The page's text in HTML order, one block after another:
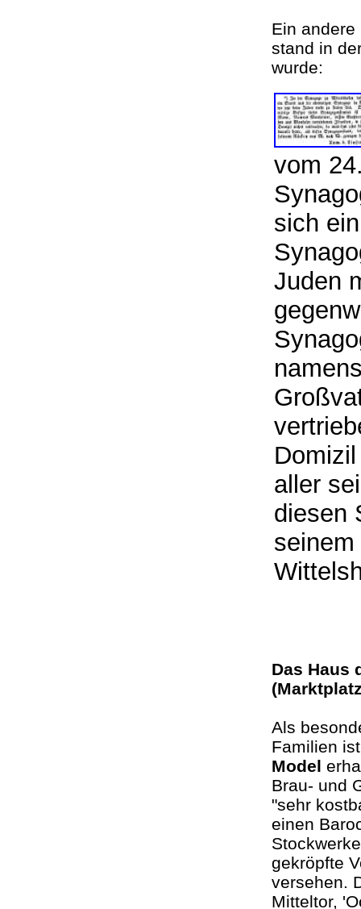
Ein
stand in
wurde:
vom
sich
Juden
aller
diesen
Das Haus
Als
Familien
Model
Brau- und
"sehr
einen
gekröpfte
versehen.
Mitteltor,